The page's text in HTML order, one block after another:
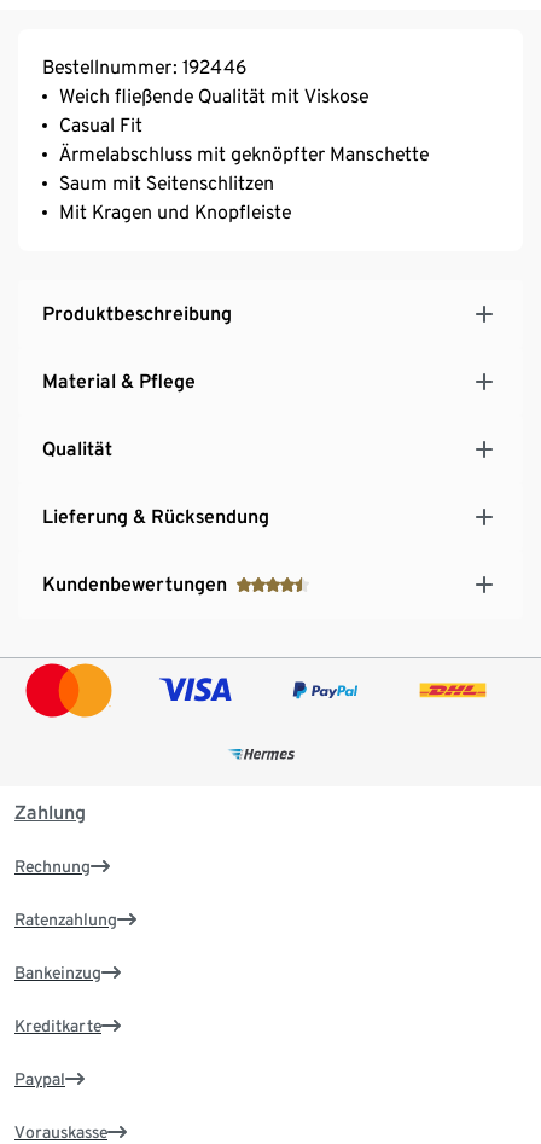
Bestellnummer: 192446
Weich fließende Qualität mit Viskose
Casual Fit
Ärmelabschluss mit geknöpfter Manschette
Saum mit Seitenschlitzen
Mit Kragen und Knopfleiste
Produktbeschreibung
Material & Pflege
Qualität
Lieferung & Rücksendung
Kundenbewertungen
Zahlung
Rechnung
Ratenzahlung
Bankeinzug
Kreditkarte
Paypal
Vorauskasse